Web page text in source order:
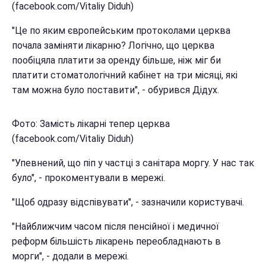
(facebook.com/Vitaliy Diduh)
"Це по яким європейським протоколами церква
почала заміняти лікарню? Логічно, що церква
пообіцяла платити за оренду більше, ніж міг би
платити стоматологічний кабінет на три місяці, які
там можна було поставити", - обурився Дідух.
Фото: Замість лікарні тепер церква
(facebook.com/Vitaliy Diduh)
"Упевнений, що піп у частці з санітара моргу. У нас так
було", - прокоментували в мережі.
"Щоб одразу відспівувати", - зазначили користувачі.
"Найближчим часом після пенсійної і медичної
реформ більшість лікарень переобладнають в
морги", - додали в мережі.